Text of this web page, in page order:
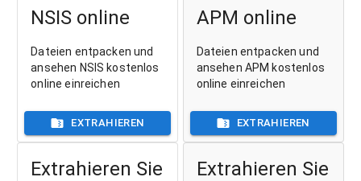
NSIS online
Dateien entpacken und
ansehen NSIS kostenlos
online einreichen
EXTRAHIEREN
APM online
Dateien entpacken und
ansehen APM kostenlos
online einreichen
EXTRAHIEREN
Extrahieren Sie
Extrahieren Sie